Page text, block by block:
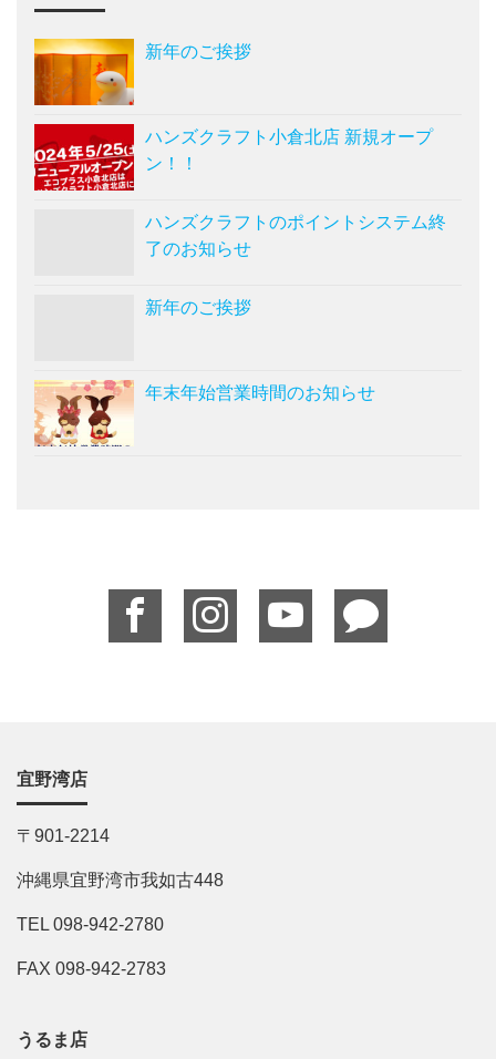
新年のご挨拶
ハンズクラフト小倉北店 新規オープ
ン！！
ハンズクラフトのポイントシステム終
了のお知らせ
新年のご挨拶
年末年始営業時間のお知らせ
宜野湾店
〒901-2214
沖縄県宜野湾市我如古448
TEL 098-942-2780
FAX 098-942-2783
うるま店